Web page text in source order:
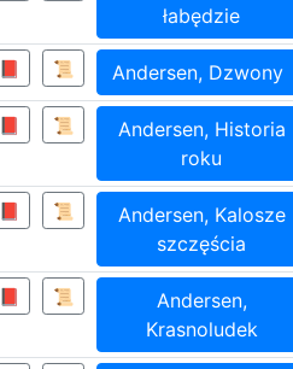
łabędzie
📕 📜 Andersen, Dzwony
📕 📜
Andersen, Historia
roku
📕 📜
Andersen, Kalosze
szczęścia
📕 📜
Andersen,
Krasnoludek